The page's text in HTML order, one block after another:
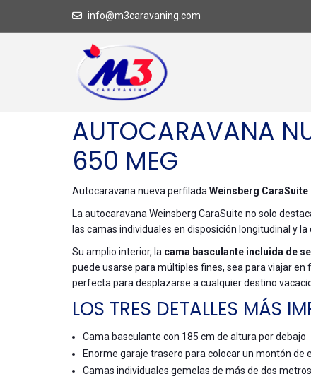
info@m3caravaning.com
AUTOCARAVANA
650 MEG
Autocaravana nueva perfilada Weinsberg CaraSuite
La autocaravana Weinsberg CaraSuite no solo
las camas individuales en disposición longitudinal y
Su amplio interior, la cama basculante incluida de
puede usarse para múltiples fines, sea para viajar
perfecta para desplazarse a cualquier destino
LOS TRES DETALLES MÁS
Cama basculante con 185 cm de altura por debajo
Enorme garaje trasero para colocar un montón de
Camas individuales gemelas de más de dos